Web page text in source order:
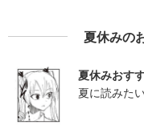
夏休みの
夏休みおす
夏に読みた